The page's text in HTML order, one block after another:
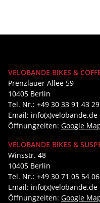
VELOBANDE BIKES &
Prenzlauer Allee 59
10405 Berlin
Tel. Nr.: +49 30 33 91 43 29
Email: info(x)velobande.de
Öffnungzeiten: Google
VELOBANDE BIKES &
Winsstr. 48
10405 Berlin
Tel. Nr.: +49 30 71 05 54 06
Email: info(x)velobande.de
Öffnungzeiten: Google